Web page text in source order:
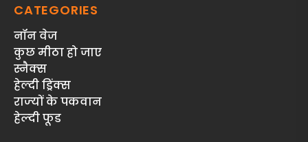
CATEGORIES
नॉन वेज
कुछ मीठा हो जाए
स्‍नैक्‍स
हेल्दी ड्रिंक्स
राज्‍यों के पकवान
हेल्‍दी फूड